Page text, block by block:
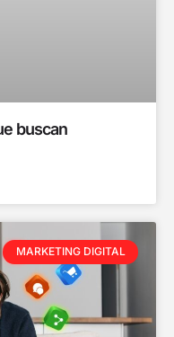
buscan
MARKETING DIGITAL